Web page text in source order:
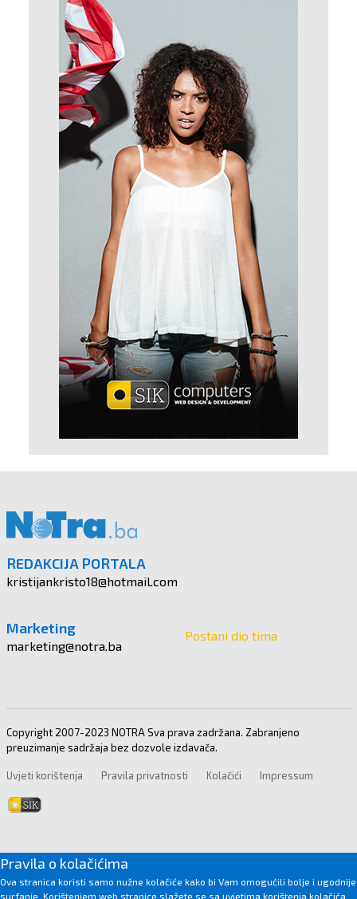
REDAKCIJA PORTALA
kristijankristo18@hotmail.com
Marketing
marketing@notra.ba
Postani dio tima
Copyright 2007-2023 NOTRA Sva prava zadržana. Zabranjeno
preuzimanje sadržaja bez dozvole izdavača.
Uvjeti korištenja Pravila privatnosti Kolačići Impressum
Pravila o kolačićima
Ova stranica koristi samo nužne kolačiće kako bi Vam omogućili bolje i ugodnije
surfanje. Korištenjem web stranice slažete se sa uvjetima korištenja kolačića.